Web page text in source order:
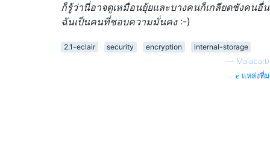
ก็รู้ว่านี่อาจดูเหมือนยุ้ยและบางคนก็เกลียดชังคนอื่น
ฉันเป็นคนที่ชอบความมั่นคง :-)
2.1-eclair security encryption
internal-storage
—
แหล่งที่